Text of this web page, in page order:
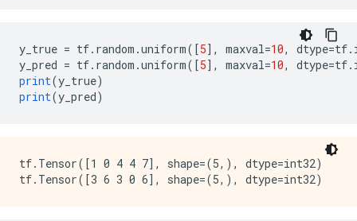
    }
  }
}
node {
  attr {
    key: "T"
y_true = tf. random .uniform([5], maxval=10, dtype=tf.
y_pred = tf. random .uniform([5], maxval=10, dtype=tf.
print(y_true)
print(y_pred)
tf.Tensor([1 0 4 4 7], shape=(5,), dtype=int32)